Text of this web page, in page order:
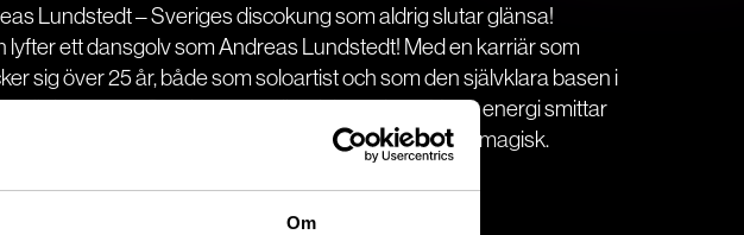
Om
Lundstedt – Sveriges discokung som aldrig slutar glänsa!
lyfter ett dansgolv som Andreas Lundstedt! Med en karriär som
sig över 25 år, både som soloartist och som den självklara basen i
är han en av Sveriges mest ikoniska artister. Hans energi smittar
hans röst är sammetslen, och hans scennärvaro är magisk.